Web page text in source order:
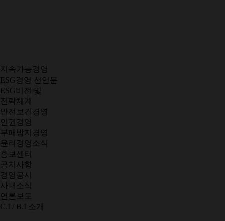
지속가능경영
ESG경영 선언문
ESG비전 및
전략체계
안전보건경영
인권경영
부패방지경영
윤리경영소식
홍보센터
공지사항
경영공시
사내소식
언론보도
C.I / B.I 소개